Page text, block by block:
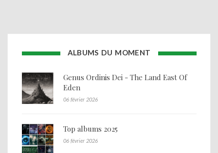
ALBUMS DU MOMENT
Genus Ordinis Dei - The Land East Of
Eden
06 février 2026
Top albums 2025
06 février 2026